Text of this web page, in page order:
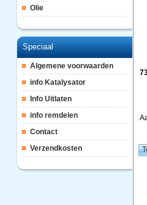
Olie
Speciaal
Algemene voorwaarden
info Katalysator
Info Uitlaten
info remdelen
Contact
Verzendkosten